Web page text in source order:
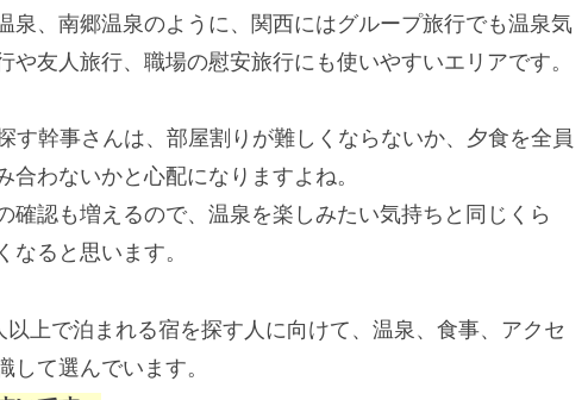
泉、南郷温泉のように、関西にはグループ旅行でも温泉気
友人旅行、職場の慰安旅行にも使いやすいエリアです。
す幹事さんは、部屋割りが難しくならないか、夕食を全員
わないかと心配になりますよね。
確認も増えるので、温泉を楽しみたい気持ちと同じくら
ると思います。
上で泊まれる宿を探す人に向けて、温泉、食事、アクセ
して選んでいます。